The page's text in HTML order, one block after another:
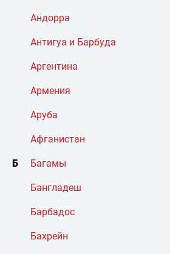
Андорра
Антигуа и Барбуда
Аргентина
Армения
Аруба
Афганистан
Б Багамы
Бангладеш
Барбадос
Бахрейн